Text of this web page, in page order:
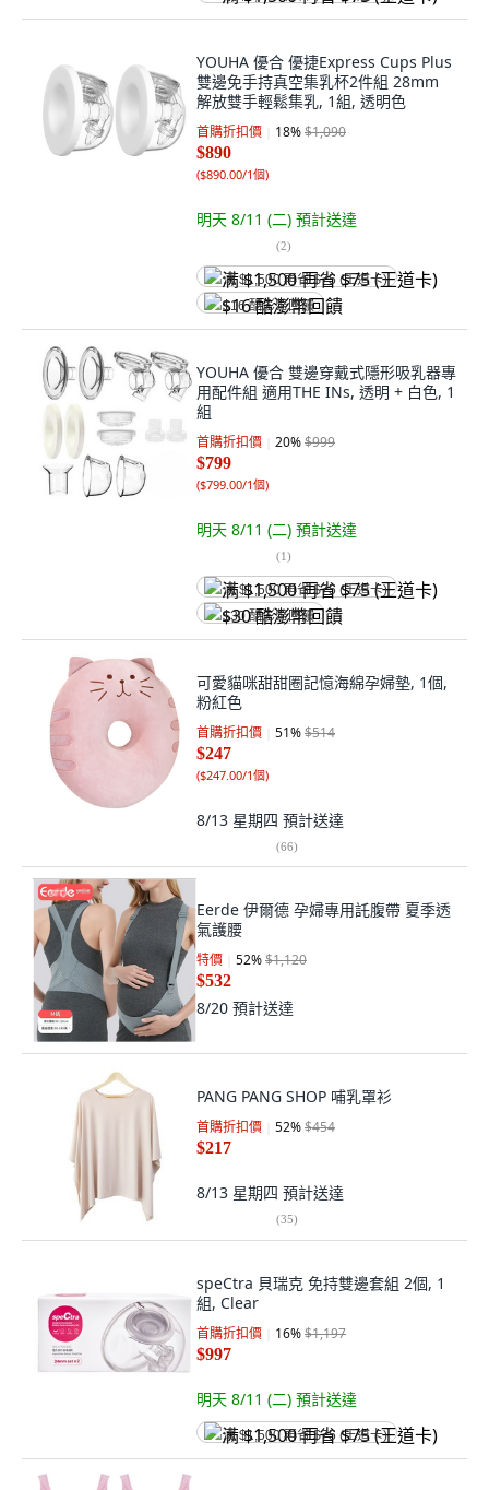
YOUHA 優合 優捷Express Cups Plus
雙邊免手持真空集乳杯2件組 28mm
解放雙手輕鬆集乳, 1組, 透明色
首購折扣價 18%$1,090
$890
($890.00/1個)
明天 8/11 (二) 預計送達
(2)
满 $1,500 再省 $75 (王道卡)
$16 酷澎幣回饋
YOUHA 優合 雙邊穿戴式隱形吸乳器專
用配件組 適用THE INs, 透明 + 白色, 1
組
首購折扣價 20%$999
$799
($799.00/1個)
明天 8/11 (二) 預計送達
(1)
满 $1,500 再省 $75 (王道卡)
$30 酷澎幣回饋
可愛貓咪甜甜圈記憶海綿孕婦墊, 1個,
粉紅色
首購折扣價 51%$514
$247
($247.00/1個)
8/13 星期四 預計送達
(66)
Eerde 伊爾德 孕婦專用託腹帶 夏季透
氣護腰
特價 52%$1,120
$532
8/20 預計送達
PANG PANG SHOP 哺乳罩衫
首購折扣價 52%$454
$217
8/13 星期四 預計送達
(35)
speCtra 貝瑞克 免持雙邊套組 2個, 1
組, Clear
首購折扣價 16%$1,197
$997
明天 8/11 (二) 預計送達
满 $1,500 再省 $75 (王道卡)